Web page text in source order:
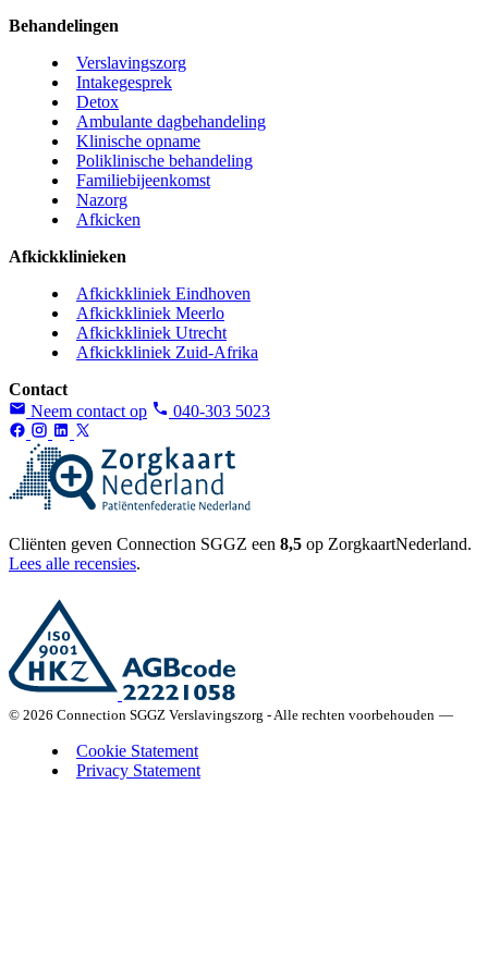
Behandelingen
Verslavingszorg
Intakegesprek
Detox
Ambulante dagbehandeling
Klinische opname
Poliklinische behandeling
Familiebijeenkomst
Nazorg
Afkicken
Afkickklinieken
Afkickkliniek Eindhoven
Afkickkliniek Meerlo
Afkickkliniek Utrecht
Afkickkliniek Zuid-Afrika
Contact
Neem contact op
040-303 5023
Cliënten geven Connection SGGZ een 8,5 op ZorgkaartNederland.
Lees alle recensies.
© 2026 Connection SGGZ Verslavingszorg - Alle rechten voorbehouden —
Cookie Statement
Privacy Statement